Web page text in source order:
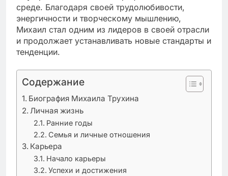
среде. Благодаря своей трудолюбивости,
энергичности и творческому мышлению,
Михаил стал одним из лидеров в своей отрасли
и продолжает устанавливать новые стандарты и
тенденции.
Содержание
Биография Михаила Трухина
Личная жизнь
Ранние годы
Семья и личные отношения
Карьера
Начало карьеры
Успехи и достижения